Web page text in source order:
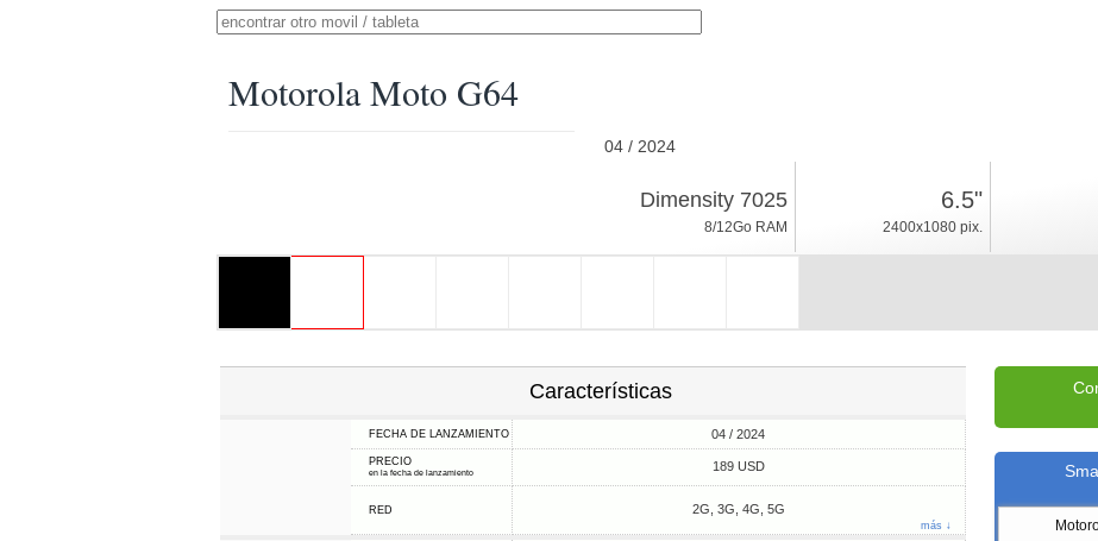
Motorola Moto G64
04 / 2024
Android 14
Dimensity 7025
8/12Go RAM
6.5"
2400x1080 pix.
Características
FECHA DE LANZAMIENTO 04 / 2024
PRECIO
en la fecha de lanzamiento 189 USD
RED 2G, 3G, 4G, 5G
más ↓